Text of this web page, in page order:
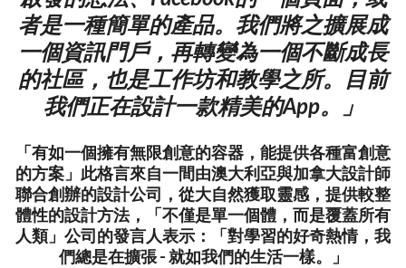
者是一種簡單的產品。我們將之擴展成
一個資訊門戶，再轉變為一個不斷成長
的社區，也是工作坊和教學之所。目前
我們正在設計一款精美的App。」
「有如一個擁有無限創意的容器，能提供各種富創意
的方案」此格言來自一間由澳大利亞與加拿大設計師
聯合創辦的設計公司，從大自然獲取靈感，提供較整
體性的設計方法，「不僅是單一個體，而是覆蓋所有
人類」公司的發言人表示：「對學習的好奇熱情，我
們總是在擴張 - 就如我們的生活一樣。」